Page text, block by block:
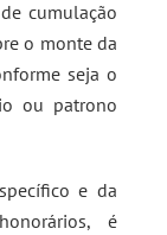
cumulação
o monte da
seja o
ou patrono
e da
é